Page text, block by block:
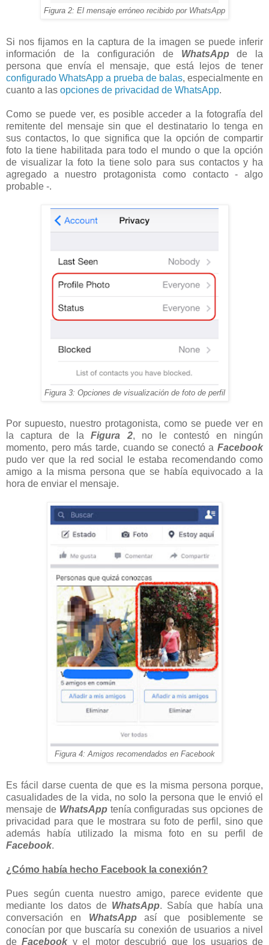
Figura 2: El mensaje erróneo recibido por WhatsApp
Si nos fijamos en la captura de la imagen se puede inferir
información de la configuración de WhatsAppde la
persona que envía el mensaje, que está lejos de tener
configurado WhatsApp a prueba de balas, especialmente en
cuanto a las opciones de privacidad de WhatsApp.
Como se puede ver, es posible acceder a la fotografía del
remitente del mensaje sin que el destinatario lo tenga en
sus contactos, lo que significa que la opción de compartir
foto la tiene habilitada para todo el mundo o que la opción
de visualizar la foto la tiene solo para sus contactos y ha
agregado a nuestro protagonista como contacto - algo
probable -.
Figura 3: Opciones de visualización de foto de perfil
Por supuesto, nuestro protagonista, como se puede ver en
la captura de la Figura 2, no le contestó en ningún
momento, pero más tarde, cuando se conectó a Facebook
pudo ver que la red social le estaba recomendando como
amigo a la misma persona que se había equivocado a la
hora de enviar el mensaje.
Figura 4: Amigos recomendados en Facebook
Es fácil darse cuenta de que es la misma persona porque,
casualidades de la vida, no solo la persona que le envió el
mensaje de WhatsApptenía configuradas sus opciones de
privacidad para que le mostrara su foto de perfil, sino que
además había utilizado la misma foto en su perfil de
Facebook.
¿Cómo había hecho Facebook la conexión?
Pues según cuenta nuestro amigo, parece evidente que
mediante los datos de WhatsApp. Sabía que había una
conversación en WhatsAppasí que posiblemente se
conocían por que buscaría su conexión de usuarios a nivel
deFacebook y el motor descubrió que los usuarios de